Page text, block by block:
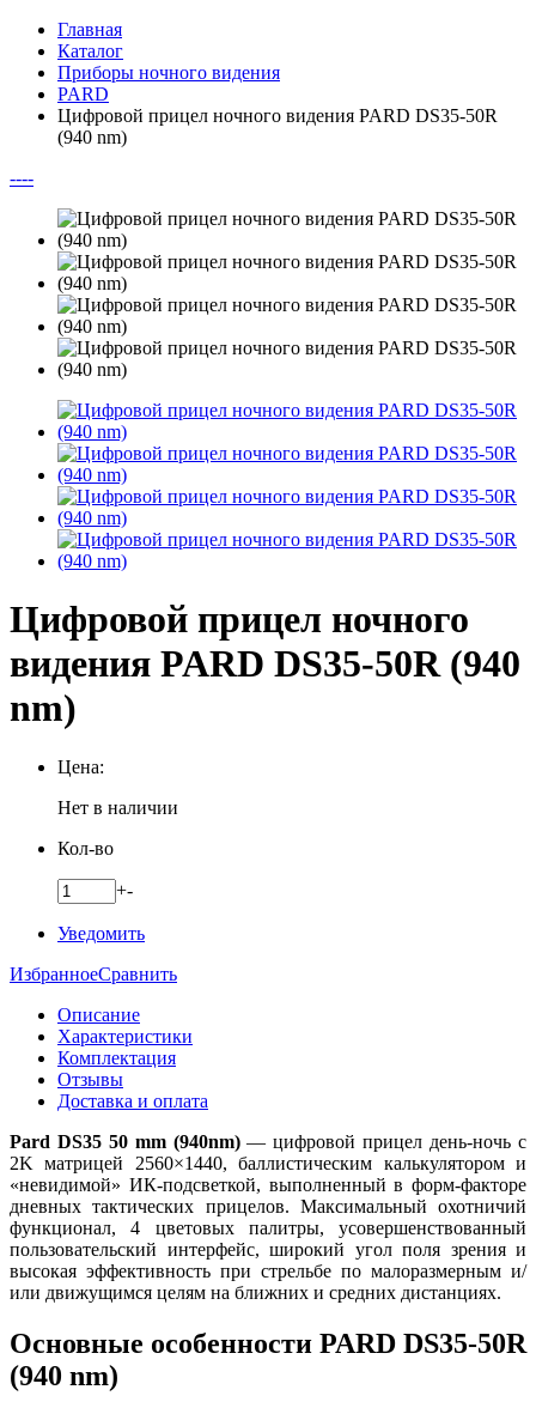
Главная
Каталог
Приборы ночного видения
PARD
Цифровой прицел ночного видения PARD DS35-50R
(940 nm)
----
Цифровой прицел ночного
видения PARD DS35-50R (940
nm)
Цена:
Нет в наличии
Кол-во
+-
Уведомить
ИзбранноеСравнить
Описание
Характеристики
Комплектация
Отзывы
Доставка и оплата
Pard DS35 50 mm (940nm)— цифровой прицел день-ночь с
2K матрицей 2560×1440, баллистическим калькулятором и
«невидимой» ИК-подсветкой, выполненный в форм-факторе
дневных тактических прицелов. Максимальный охотничий
функционал, 4 цветовых палитры, усовершенствованный
пользовательский интерфейс, широкий угол поля зрения и
высокая эффективность при стрельбе по малоразмерным и/
или движущимся целям на ближних и средних дистанциях.
Основные особенности PARD DS35-50R
(940 nm)